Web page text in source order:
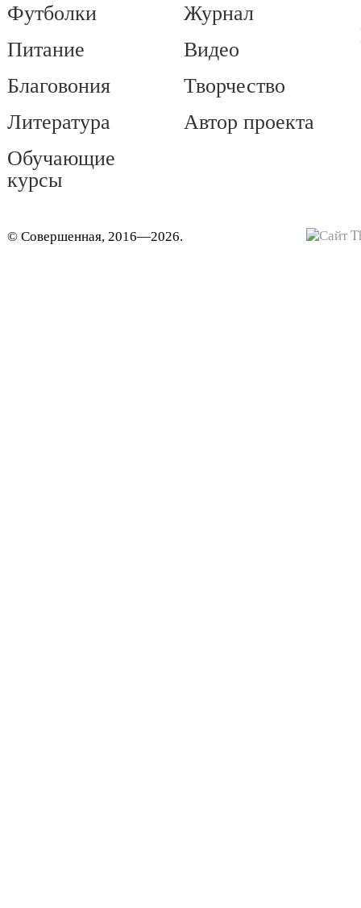
Футболки
Питание
Благовония
Литература
Обучающие
курсы
Журнал
Видео
Творчество
Автор проекта
© Совершенная, 2016—2026.